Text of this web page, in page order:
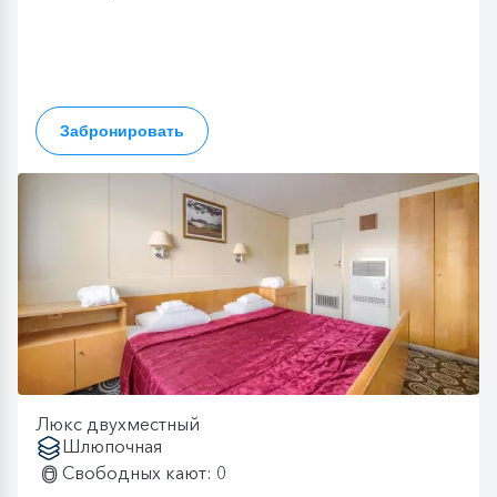
Забронировать
Люкс двухместный
Шлюпочная
Свободных кают: 0